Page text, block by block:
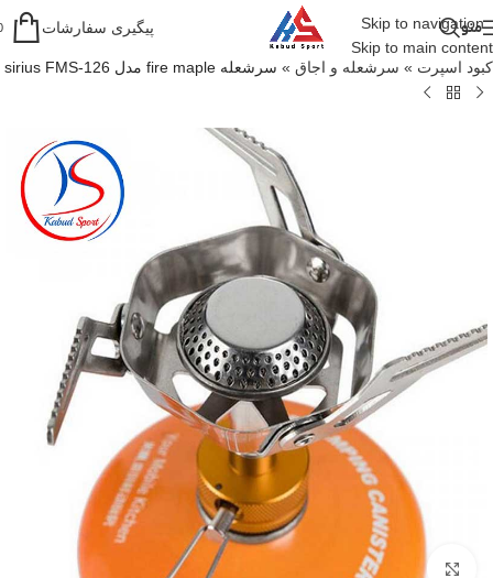
Skip to navigation
Skip to main content
منو پیگیری سفارشات
کبود اسپرت » سرشعله و اجاق » سرشعله fire maple مدل sirius FMS-126
بزرگنمایی تصویر